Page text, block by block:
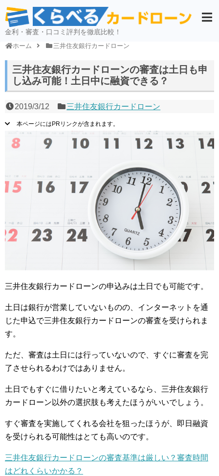
金利・審査・口コミ評判を徹底比較！
ホーム 三井住友銀行カードローン
三井住友銀行カードローンの審査は土日も申
し込み可能！土日中に融資できる？
2019/3/12 三井住友銀行カードローン
本ページにはPRリンクが含まれます。
三井住友銀行カードローンの申込みは土日でも可能です。
土日は銀行が営業していないものの、インターネットを通
じた申込で三井住友銀行カードローンの審査を受けられま
す。
ただ、審査は土日には行っていないので、すぐに審査を完
了させられるわけではありません。
土日でもすぐに借りたいと考えているなら、三井住友銀行
カードローン以外の選択肢も考えたほうがいいでしょう。
すぐ審査を実施してくれる会社を狙ったほうが、即日融資
を受けられる可能性はとても高いのです。
三井住友銀行カードローンの審査基準は厳しい？審査時間
はどれくらいかかる？